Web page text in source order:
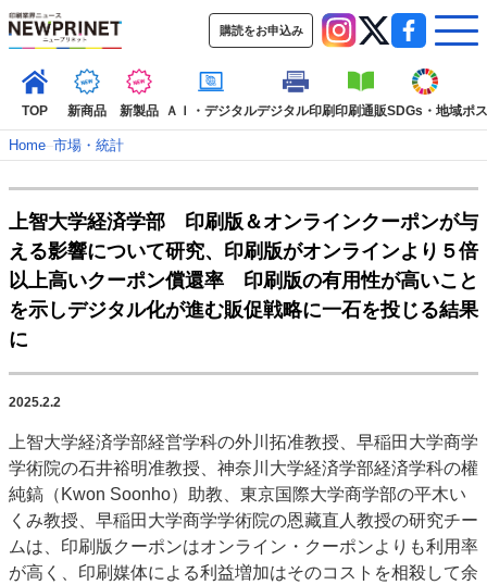
購読をお申込み
TOP 新商品 新製品 ＡＩ・デジタルデジタル印刷印刷通販SDGs・地域ポ
TOP
新着記事 特集記事
動画コンテンツ
インタビュー
コレクション
カテゴリー一覧
新商品
SDGs・地域
ポストプレス ビジネス イベント 信用情報
業界
市場・統計
特集記事カテゴリー一覧
2022 見える化・MIS特集
特集・デジタル印刷 アイデアで勝負！ ～多様なビジネス・多彩な商材～
JAPAN PACK 2023 特集
中古印刷機・製本機特集
2022 検査・校正特集
特集・デジタル印刷 ～ 新成長軌道を描く
Home–市場・統計
上智大学経済学部 印刷版＆オンラインクーポンが与
える影響について研究、印刷版がオンラインより５倍
以上高いクーポン償還率 印刷版の有用性が高いこと
を示しデジタル化が進む販促戦略に一石を投じる結果
に
2025.2.2
上智大学経済学部経営学科の外川拓准教授、早稲田大学商学
学術院の石井裕明准教授、神奈川大学経済学部経済学科の權
純鎬（Kwon Soonho）助教、東京国際大学商学部の平木い
くみ教授、早稲田大学商学学術院の恩藏直人教授の研究チー
ムは、印刷版クーポンはオンライン・クーポンよりも利用率
が高く、印刷媒体による利益増加はそのコストを相殺して余